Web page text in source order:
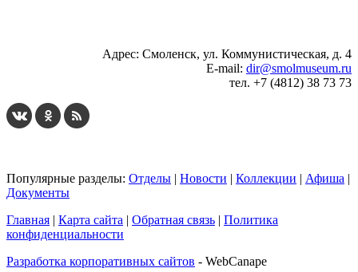
Адрес: Смоленск, ул. Коммунистическая, д. 4
E-mail: dir@smolmuseum.ru
тел. +7 (4812) 38 73 73
Популярные разделы: Отделы | Новости | Коллекции | Афиша |
Документы
Главная | Карта сайта | Обратная связь | Политика
конфиденциальности
Разработка корпоративных сайтов - WebCanape